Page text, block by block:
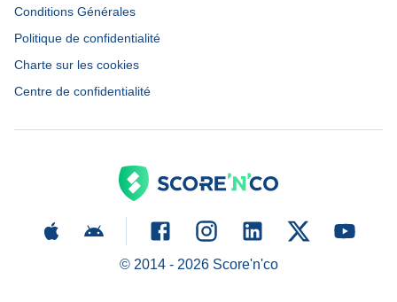
Conditions Générales
Politique de confidentialité
Charte sur les cookies
Centre de confidentialité
© 2014 - 2026Score'n'co